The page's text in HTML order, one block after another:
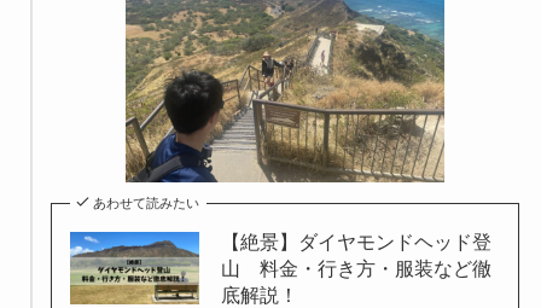
あわせて読みたい
【絶景】ダイヤモンドヘッド登
山 料金・行き方・服装など徹
底解説！